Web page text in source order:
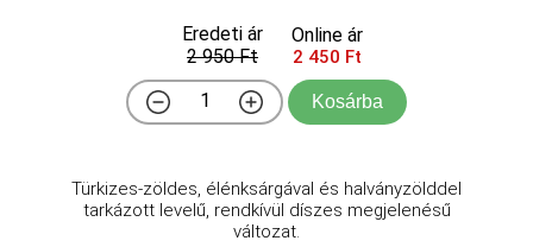
Eredeti ár
2 950 Ft
Online ár
2 450 Ft
Kosárba
Türkizes-zöldes, élénksárgával és halványzölddel
tarkázott levelű, rendkívül díszes megjelenésű
változat.